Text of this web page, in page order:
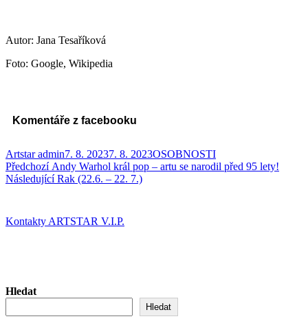
Autor: Jana Tesaříková
Foto: Google, Wikipedia
Komentáře z facebooku
Autor:
Artstar adminPublikováno:
7. 8. 20237. 8. 2023Rubriky:
OSOBNOSTI
Navigace
pro
Předchozí Předchozí
příspěvek:
Andy Warhol král pop – artu se narodil před 95 lety!
Následující Následující
Rak (22.6. – 22. 7.)
Kontakty ARTSTAR V.I.P.
Hledat
Hledat